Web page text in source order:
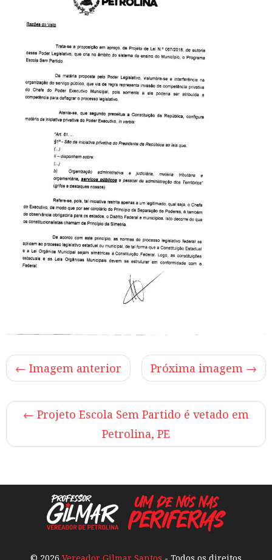
← Imagem anterior Próxima imagem →
← Projeto Escola Sem Partido é vetado em
Petrolina, PE